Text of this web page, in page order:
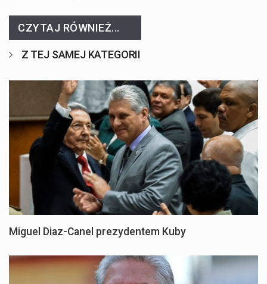
CZYTAJ RÓWNIEŻ...
Z TEJ SAMEJ KATEGORII
Miguel Diaz-Canel prezydentem Kuby